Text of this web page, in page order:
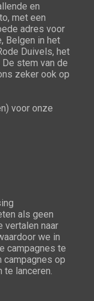
en
met een
adres voor
Belgen in het
Duivels, het
stem van de
zeker ook op
voor onze
als geen
vertalen naar
we in
campagnes te
campagnes op
te lanceren.